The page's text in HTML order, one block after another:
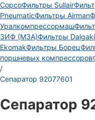
CopcoФильтры Sullair
PneumaticФильтры Airman
Уралкомпрессормаш
ЗИФ (МЗА)Фильтры
EkomakФильтры Борец
поршневых компрессоров
/
Сепаратор 92077601
Сепаратор